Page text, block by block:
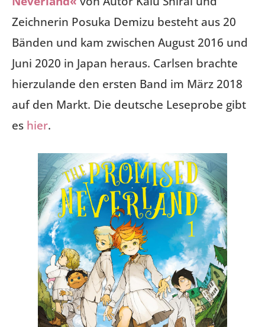
Zeichnerin Posuka Demizu besteht aus 20
Bänden und kam zwischen August 2016 und
Juni 2020 in Japan heraus. Carlsen brachte
hierzulande den ersten Band im März 2018
auf den Markt. Die deutsche Leseprobe gibt
es hier.